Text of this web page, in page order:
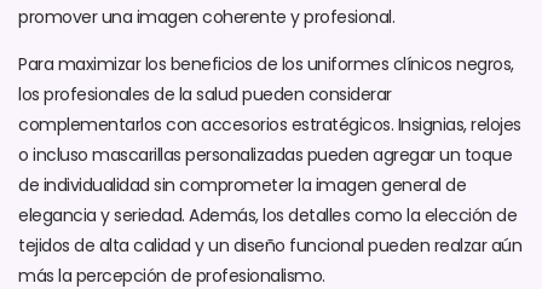
promover una imagen coherente y profesional.
Para maximizar los beneficios de los uniformes clínicos negros,
los profesionales de la salud pueden considerar
complementarlos con accesorios estratégicos. Insignias, relojes
o incluso mascarillas personalizadas pueden agregar un toque
de individualidad sin comprometer la imagen general de
elegancia y seriedad. Además, los detalles como la elección de
tejidos de alta calidad y un diseño funcional pueden realzar aún
más la percepción de profesionalismo.